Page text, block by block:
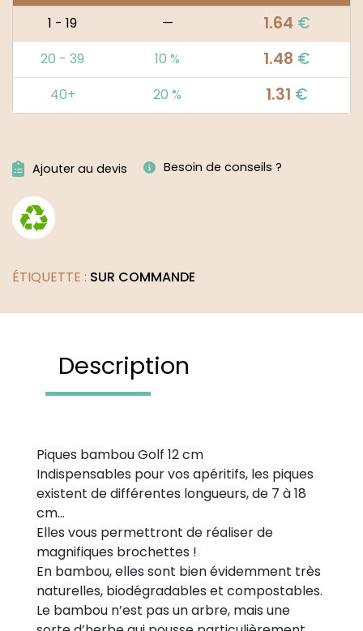
1 - 19
— 1.64 €
20 - 39 10 % 1.48 €
40+ 20 % 1.31 €
Ajouter au devis Besoin de conseils ?
ÉTIQUETTE : SUR COMMANDE
Description
Piques bambou Golf 12 cm
Indispensables pour vos apéritifs, les piques
existent de différentes longueurs, de 7 à 18
cm…
Elles vous permettront de réaliser de
magnifiques brochettes !
En bambou, elles sont bien évidemment très
naturelles, biodégradables et compostables.
Le bambou n’est pas un arbre, mais une